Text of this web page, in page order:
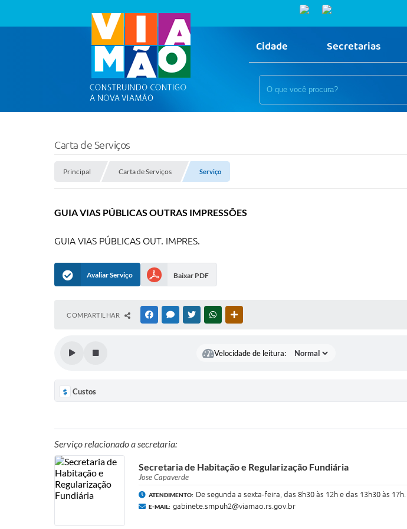
Cidade Secretarias
Carta de Serviços
Principal Carta de Serviços Serviço
GUIA VIAS PÚBLICAS OUTRAS IMPRESSÕES
GUIA VIAS PÚBLICAS OUT. IMPRES.
Avaliar Serviço Baixar PDF
COMPARTILHAR FACEBOOKMESSENGER
TWITTERWHATSAPP
Velocidade de leitura:
Custos
Serviço relacionado a secretaria:
Secretaria de Habitação e Regularização Fundiária
Jose Capaverde
ATENDIMENTO: De segunda a sexta-feira, das 8h30 às 12h e das 13h30 às 17h.
E-MAIL: gabinete.smpuh2@viamao.rs.gov.br